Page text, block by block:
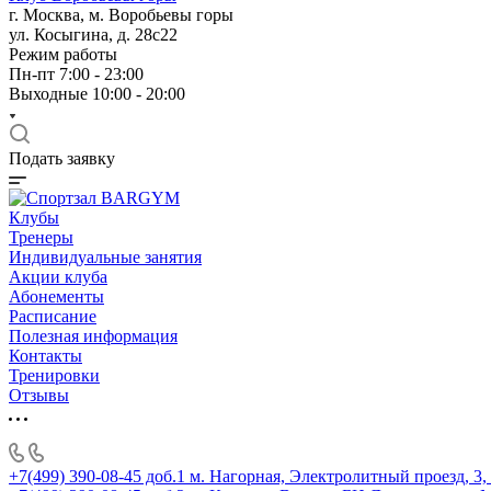
г. Москва, м. Воробьевы горы
ул. Косыгина, д. 28с22
Режим работы
Пн-пт 7:00 - 23:00
Выходные 10:00 - 20:00
Подать заявку
Клубы
Тренеры
Индивидуальные занятия
Акции клуба
Абонементы
Расписание
Полезная информация
Контакты
Тренировки
Отзывы
+7(499) 390-08-45 доб.1 м. Нагорная, Электролитный проезд, 3,